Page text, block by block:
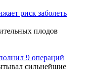
риск заболеть
плодов
9 операций
сильнейшие